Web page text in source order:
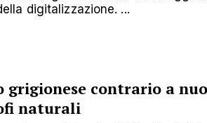
digitalizzazione. ...
grigionese contrario a
naturali